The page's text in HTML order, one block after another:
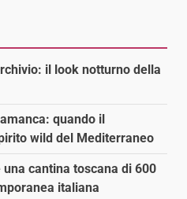
il look notturno della
quando il
wild del Mediterraneo
cantina toscana di 600
italiana